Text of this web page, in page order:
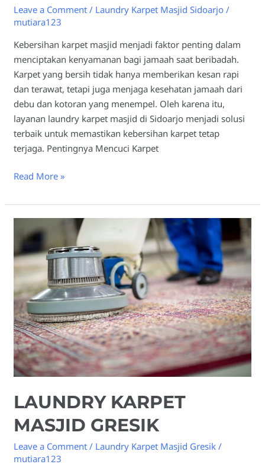
Leave a Comment / Laundry Karpet Masjid Sidoarjo /
mutiara123
Kebersihan karpet masjid menjadi faktor penting dalam
menciptakan kenyamanan bagi jamaah saat beribadah.
Karpet yang bersih tidak hanya memberikan kesan rapi
dan terawat, tetapi juga menjaga kesehatan jamaah dari
debu dan kotoran yang menempel. Oleh karena itu,
layanan laundry karpet masjid di Sidoarjo menjadi solusi
terbaik untuk memastikan kebersihan karpet tetap
terjaga. Pentingnya Mencuci Karpet
Read More »
LAUNDRY KARPET
MASJID GRESIK
Leave a Comment / Laundry Karpet Masjid Gresik /
mutiara123
Karpet
Masjid
Gresik